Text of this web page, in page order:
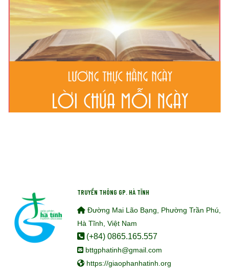
TRUYỀN THÔNG GP. HÀ TĨNH
Đường Mai Lão Bạng, Phường Trần Phú,
Hà Tĩnh, Việt Nam
(+84) 0865.165.557
bttgphatinh@gmail.com
https://giaophanhatinh.org